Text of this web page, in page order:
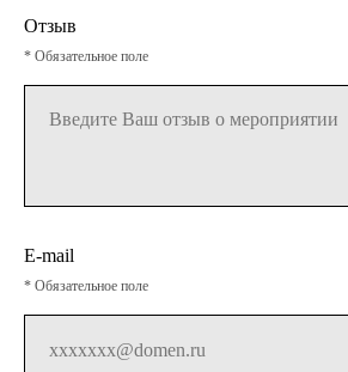
Отзыв
* Обязательное поле
E-mail
* Обязательное поле